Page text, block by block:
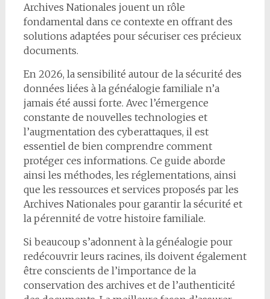
Archives Nationales jouent un rôle
fondamental dans ce contexte en offrant des
solutions adaptées pour sécuriser ces précieux
documents.
En 2026, la sensibilité autour de la sécurité des
données liées à la généalogie familiale n’a
jamais été aussi forte. Avec l’émergence
constante de nouvelles technologies et
l’augmentation des cyberattaques, il est
essentiel de bien comprendre comment
protéger ces informations. Ce guide aborde
ainsi les méthodes, les réglementations, ainsi
que les ressources et services proposés par les
Archives Nationales pour garantir la sécurité et
la pérennité de votre histoire familiale.
Si beaucoup s’adonnent à la généalogie pour
redécouvrir leurs racines, ils doivent également
être conscients de l’importance de la
conservation des archives et de l’authenticité